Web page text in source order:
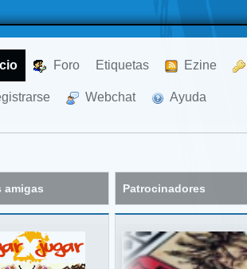
Foro Etiquetas Ezine
Webchat Ayuda
amigas Patrocinadores